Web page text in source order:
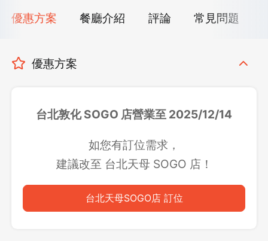
優惠方案 餐廳介紹 評論 常見問題
優惠方案
台北敦化 SOGO 店營業至 2025/12/14
如您有訂位需求，
建議改至 台北天母 SOGO 店！
台北天母SOGO店 訂位